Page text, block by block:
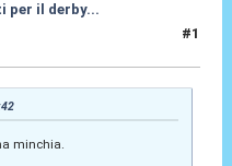
per il derby...
#1
minchia.